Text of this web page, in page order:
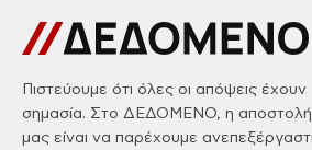
Πιστεύουμε ότι όλες οι απόψεις έχουν
σημασία. Στο ΔΕΔΟΜΕΝΟ, η αποστολή
μας είναι να παρέχουμε